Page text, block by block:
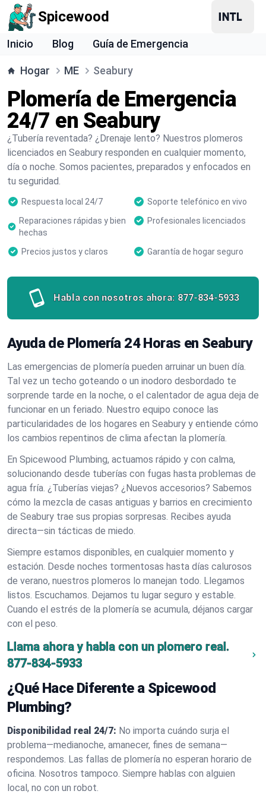
Spicewood
Inicio Blog Guía de Emergencia
Hogar ME Seabury
Plomería de Emergencia
24/7 en Seabury
¿Tubería reventada? ¿Drenaje lento? Nuestros plomeros
licenciados en Seabury responden en cualquier momento,
día o noche. Somos pacientes, preparados y enfocados en
tu seguridad.
Respuesta local 24/7
Soporte telefónico en vivo
Reparaciones rápidas y bien
hechas
Profesionales licenciados
Precios justos y claros Garantía de hogar seguro
Habla con nosotros ahora: 877-834-5933
Ayuda de Plomería 24 Horas en Seabury
Las emergencias de plomería pueden arruinar un buen día.
Tal vez un techo goteando o un inodoro desbordado te
sorprende tarde en la noche, o el calentador de agua deja de
funcionar en un feriado. Nuestro equipo conoce las
particularidades de los hogares en Seabury y entiende cómo
los cambios repentinos de clima afectan la plomería.
En Spicewood Plumbing, actuamos rápido y con calma,
solucionando desde tuberías con fugas hasta problemas de
agua fría. ¿Tuberías viejas? ¿Nuevos accesorios? Sabemos
cómo la mezcla de casas antiguas y barrios en crecimiento
de Seabury trae sus propias sorpresas. Recibes ayuda
directa—sin tácticas de miedo.
Siempre estamos disponibles, en cualquier momento y
estación. Desde noches tormentosas hasta días calurosos
de verano, nuestros plomeros lo manejan todo. Llegamos
listos. Escuchamos. Dejamos tu lugar seguro y estable.
Cuando el estrés de la plomería se acumula, déjanos cargar
con el peso.
Llama ahora y habla con un plomero real.
877-834-5933
¿Qué Hace Diferente a Spicewood
Plumbing?
Disponibilidad real 24/7: No importa cuándo surja el
problema—medianoche, amanecer, fines de semana—
respondemos. Las fallas de plomería no esperan horario de
oficina. Nosotros tampoco. Siempre hablas con alguien
local, no con un robot.